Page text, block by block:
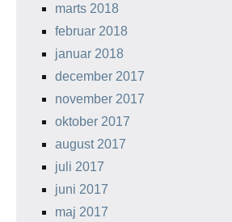
marts 2018
februar 2018
januar 2018
december 2017
november 2017
oktober 2017
august 2017
juli 2017
juni 2017
maj 2017